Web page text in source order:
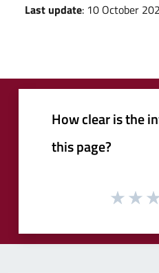
Last update: 10 October
How clear is the
this page?